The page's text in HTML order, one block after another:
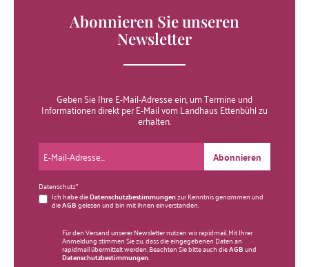
Abonnieren Sie unseren
Newsletter
Geben Sie Ihre E-Mail-Adresse ein, um Termine und
Informationen direkt per E-Mail vom Landhaus Ettenbühl zu
erhalten.
Abonnieren
Datenschutz*
Ich habe dieDatenschutzbestimmungenzur Kenntnis genommen und
dieAGBgelesen und bin mit ihnen einverstanden.
Für den Versand unserer Newsletter nutzen wir rapidmail. Mit Ihrer
Anmeldung stimmen Sie zu, dass die eingegebenen Daten an
rapidmail übermittelt werden. Beachten Sie bitte auch dieAGBund
Datenschutzbestimmungen.